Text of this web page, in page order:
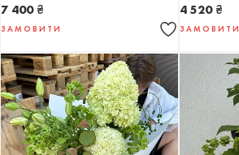
7 400 ₴
ЗАМОВИТИ
4 520 ₴
ЗАМОВИТИ